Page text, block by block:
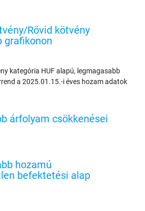
Rövid kötvény
grafikonon
kategória HUF alapú, legmagasabb
a 2025.01.15.-i éves hozam adatok
árfolyam csökkenései
hozamú
befektetési alap